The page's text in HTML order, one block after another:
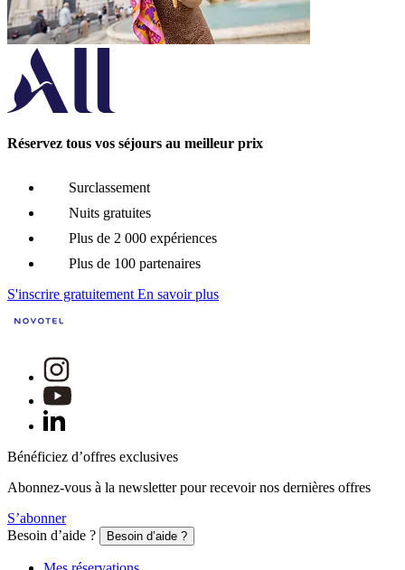
Réservez tous vos séjours au meilleur prix
Surclassement
Nuits gratuites
Plus de 2 000 expériences
Plus de 100 partenaires
S'inscrire gratuitement En savoir plus
Bénéficiez d’offres exclusives
Abonnez-vous à la newsletter pour recevoir nos dernières offres
S’abonner
Besoin d’aide ?
Besoin d’aide ?